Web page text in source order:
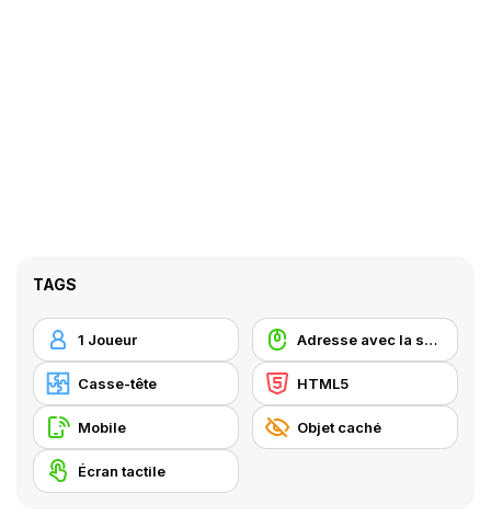
TAGS
1 Joueur Adresse avec la souris
Casse-tête HTML5
Mobile Objet caché
Écran tactile